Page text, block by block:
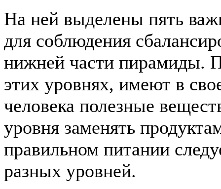
На ней выделены пять
для соблюдения
нижней части пирамиды.
этих уровнях, имеют в
человека полезные
уровня заменять
правильном питании
разных уровней.